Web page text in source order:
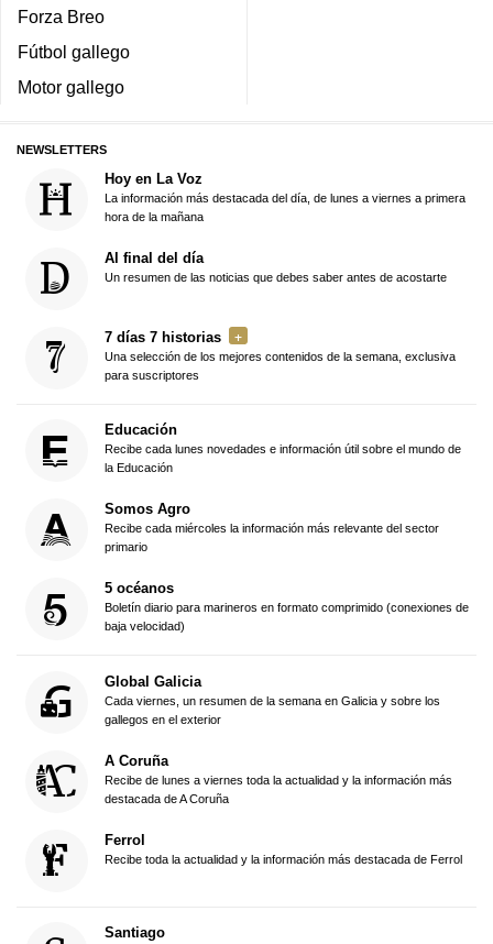
Forza Breo
Fútbol gallego
Motor gallego
NEWSLETTERS
Hoy en La Voz
La información más destacada del día, de lunes a viernes a primera
hora de la mañana
Al final del día
Un resumen de las noticias que debes saber antes de acostarte
7 días 7 historias
Una selección de los mejores contenidos de la semana, exclusiva
para suscriptores
Educación
Recibe cada lunes novedades e información útil sobre el mundo de
la Educación
Somos Agro
Recibe cada miércoles la información más relevante del sector
primario
5 océanos
Boletín diario para marineros en formato comprimido (conexiones de
baja velocidad)
Global Galicia
Cada viernes, un resumen de la semana en Galicia y sobre los
gallegos en el exterior
A Coruña
Recibe de lunes a viernes toda la actualidad y la información más
destacada de A Coruña
Ferrol
Recibe toda la actualidad y la información más destacada de Ferrol
Santiago